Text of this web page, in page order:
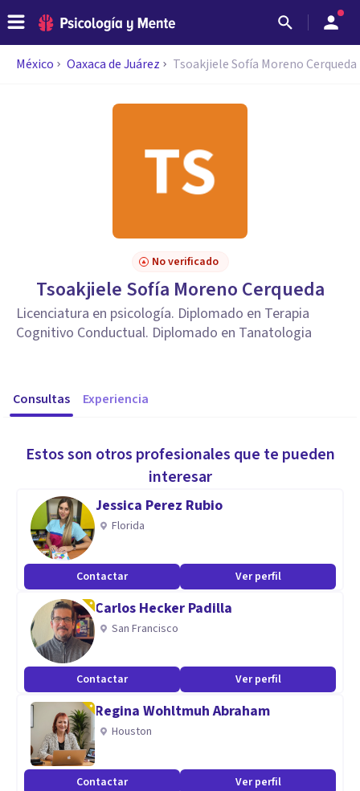
México Oaxaca de Juárez Tsoakjiele Sofía Moreno Cerqueda
No verificado
Tsoakjiele Sofía Moreno Cerqueda
Licenciatura en psicología. Diplomado en Terapia
Cognitivo Conductual. Diplomado en Tanatologia
Consultas Experiencia
Estos son otros profesionales que te pueden
interesar
Jessica Perez Rubio
Florida
Contactar Ver perfil
Carlos Hecker Padilla
San Francisco
Contactar Ver perfil
Regina Wohltmuh Abraham
Houston
Contactar Ver perfil